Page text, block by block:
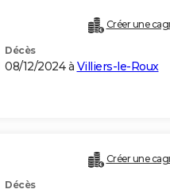
Créer une
Décès
08/12/2024 à Villiers-le-Roux
Créer une
Décès